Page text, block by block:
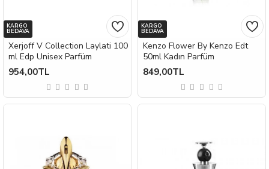
KARGO
BEDAVA
Xerjoff V Collection Laylati 100
ml Edp Unisex Parfüm
954,00TL
KARGO
BEDAVA
Kenzo Flower By Kenzo Edt
50ml Kadın Parfüm
849,00TL